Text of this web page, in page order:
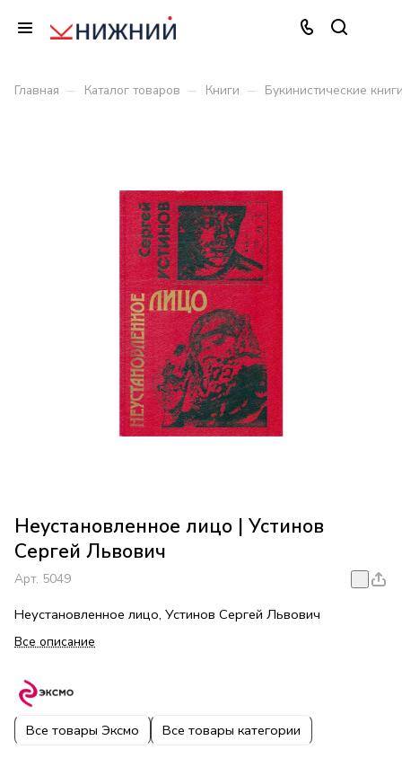
Главная – Каталог товаров – Книги – Букинистические
Неустановленное лицо | Устинов
Сергей Львович
Арт. 5049
Неустановленное лицо, Устинов Сергей Львович
Все описание
Все товары Эксмо Все товары категории